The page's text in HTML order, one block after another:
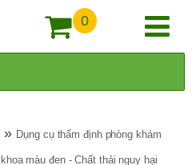
0
» Dụng cụ thẩm định phòng khám
màu đen - Chất thải nguy hại